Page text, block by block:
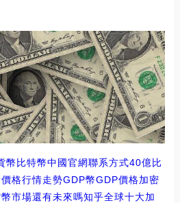
幣比特幣中國官網聯系方式40億比
格行情走勢GDP幣GDP價格加密
市場還有未來嗎知乎全球十大加